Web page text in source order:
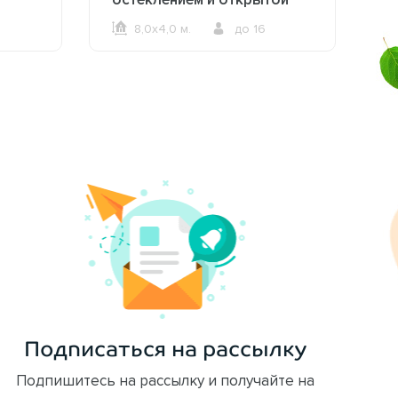
зоной барбекю 2613
8,0х4,0 м. до 16
Подписаться на рассылку
Подпишитесь на рассылку и получайте на